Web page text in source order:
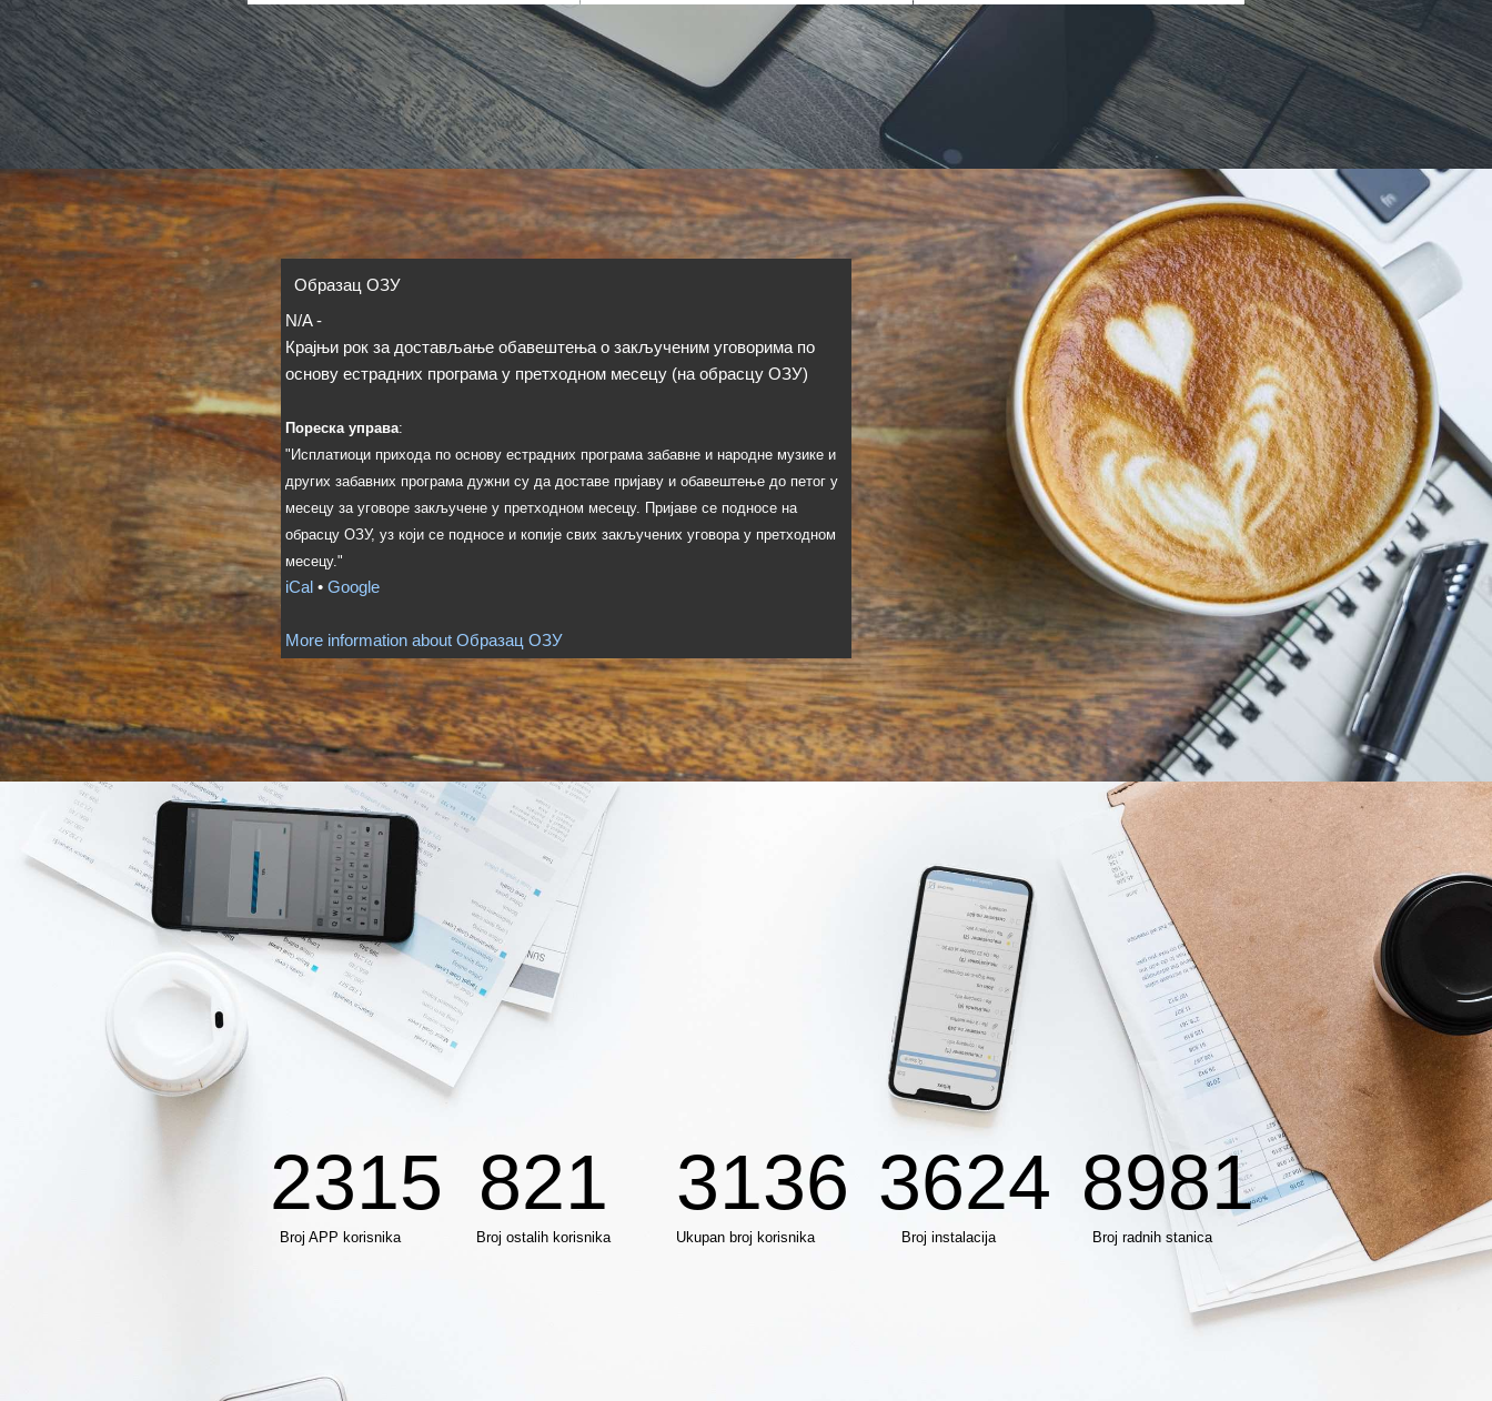
Образац ОЗУ
N/A-
Крајњи рок за достављање обавештења о закљученим уговорима по
основу естрадних програма у претходном месецу (на обрасцу ОЗУ)
Пореска управа:
"Исплатиоци прихода по основу естрадних програма забавне и народне музике и
других забавних програма дужни су да доставе пријаву и обавештење до петог у
месецу за уговоре закључене у претходном месецу. Пријаве се подносе на
обрасцу ОЗУ, уз који се подносе и копије свих закључених уговора у претходном
месецу."
iCal • Google
More information about Образац ОЗУ
2315
Broj APP korisnika
821
Broj ostalih korisnika
3136
Ukupan broj korisnika
3624
Broj instalacija
8981
Broj radnih stanica